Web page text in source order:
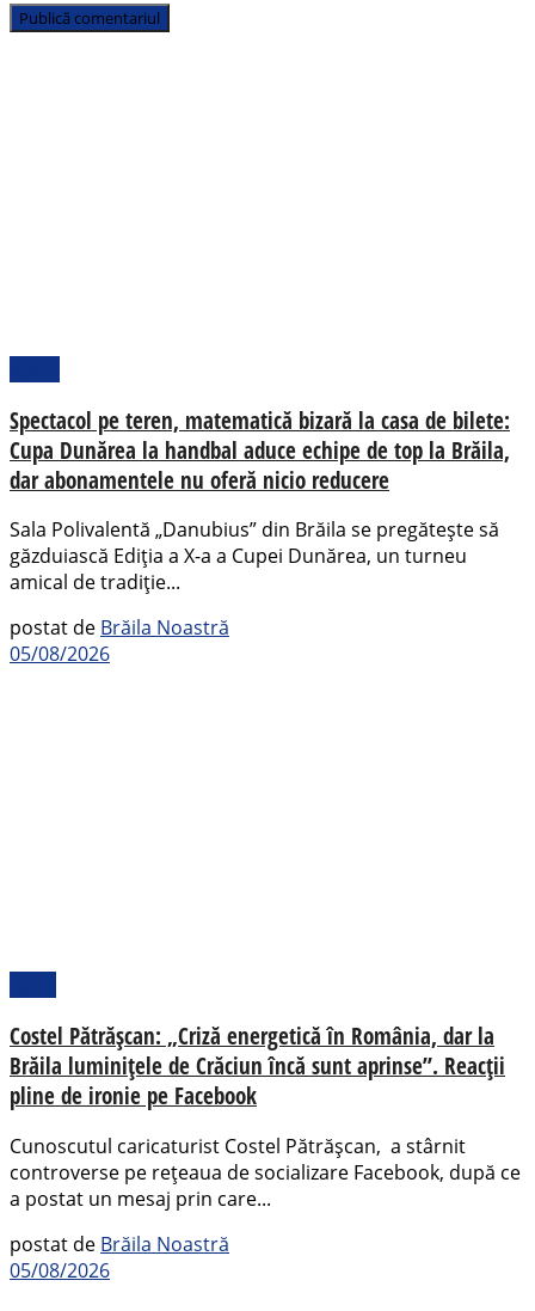
Spectacol pe teren, matematică bizară la casa de bilete:
Cupa Dunărea la handbal aduce echipe de top la Brăila,
dar abonamentele nu oferă nicio reducere
Sala Polivalentă „Danubius” din Brăila se pregătește să
găzduiască Ediția a X-a a Cupei Dunărea, un turneu
amical de tradiție...
postat de Brăila Noastră
05/08/2026
Costel Pătrășcan: „Criză energetică în România, dar la
Brăila luminițele de Crăciun încă sunt aprinse”. Reacții
pline de ironie pe Facebook
Cunoscutul caricaturist Costel Pătrășcan, a stârnit
controverse pe rețeaua de socializare Facebook, după ce
a postat un mesaj prin care...
postat de Brăila Noastră
05/08/2026